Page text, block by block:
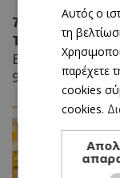
7
Τρία Πουλάκια
Ελλάδος 1 &
99271710
Αυτός ο
τη
παρέχετε
cookies
cookies.